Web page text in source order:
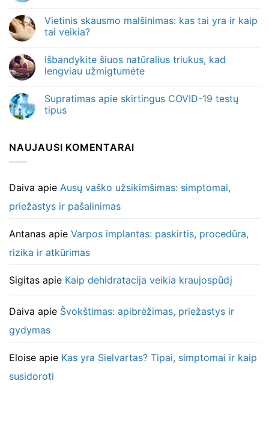
Vietinis skausmo malšinimas: kas tai yra ir kaip
tai veikia?
Išbandykite šiuos natūralius triukus, kad
lengviau užmigtumėte
Supratimas apie skirtingus COVID-19 testų
tipus
NAUJAUSI KOMENTARAI
Daiva apie Ausų vaško užsikimšimas: simptomai,
priežastys ir pašalinimas
Antanas apie Varpos implantas: paskirtis, procedūra,
rizika ir atkūrimas
Sigitas apie Kaip dehidratacija veikia kraujospūdį
Daiva apie Švokštimas: apibrėžimas, priežastys ir
gydymas
Eloise apie Kas yra Sielvartas? Tipai, simptomai ir kaip
susidoroti